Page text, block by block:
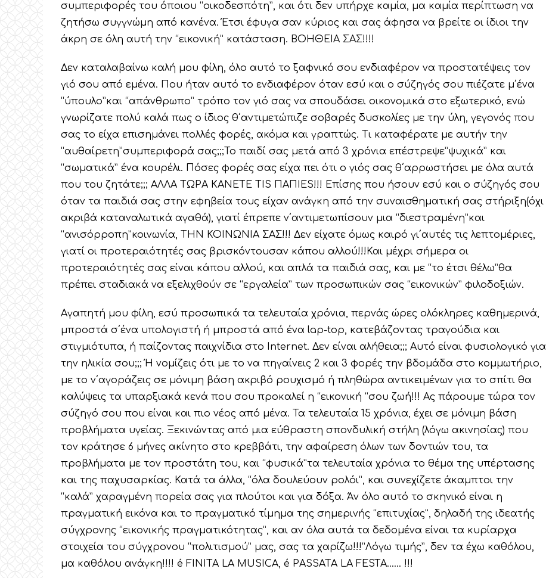
συμπεριφορές του όποιου “οικοδεσπότη”, και ότι δεν υπήρχε καμία, μα καμία περίπτωση να
ζητήσω συγγνώμη από κανένα. Έτσι έφυγα σαν κύριος και σας άφησα να βρείτε οι ίδιοι την
άκρη σε όλη αυτή την “εικονική” κατάσταση. ΒΟΗΘΕΙΑ ΣΑΣ!!!!
Δεν καταλαβαίνω καλή μου φίλη, όλο αυτό το ξαφνικό σου ενδιαφέρον να προστατέψεις τον
γιό σου από εμένα. Που ήταν αυτό το ενδιαφέρον όταν εσύ και ο σύζηγός σου πιέζατε μ΄ένα
“ύπουλο”και “απάνθρωπο” τρόπο τον γιό σας να σπουδάσει οικονομικά στο εξωτερικό, ενώ
γνωρίζατε πολύ καλά πως ο ίδιος θ΄αντιμετώπιζε σοβαρές δυσκολίες με την ύλη, γεγονός που
σας το είχα επισημάνει πολλές φορές, ακόμα και γραπτώς. Τι καταφέρατε με αυτήν την
“αυθαίρετη”συμπεριφορά σας;;;Το παιδί σας μετά από 3 χρόνια επέστρεψε”ψυχικά” και
“σωματικά” ένα κουρέλι. Πόσες φορές σας είχα πει ότι ο γιός σας θ΄αρρωστήσει με όλα αυτά
που του ζητάτε;;; ΑΛΛΑ ΤΩΡΑ ΚΑΝΕΤΕ ΤΙS ΠΑΠΙΕS!!! Επίσης που ήσουν εσύ και ο σύζηγός σου
όταν τα παιδιά σας στην εφηβεία τους είχαν ανάγκη από την συναισθηματική σας στήριξη(όχι
ακριβά καταναλωτικά αγαθά), γιατί έπρεπε ν΄αντιμετωπίσουν μια “διεστραμένη”και
“ανισόρροπη”κοινωνία, ΤΗΝ ΚΟΙΝΩΝΙΑ ΣΑΣ!!! Δεν είχατε όμως καιρό γι΄αυτές τις λεπτομέριες,
γιατί οι προτεραιότητές σας βρισκόντουσαν κάπου αλλού!!!Και μέχρι σήμερα οι
προτεραιότητές σας είναι κάπου αλλού, και απλά τα παιδιά σας, και με “το έτσι θέλω”θα
πρέπει σταδιακά να εξελιχθούν σε “εργαλεία” των προσωπικών σας “εικονικών” φιλοδοξιών.
Αγαπητή μου φίλη, εσύ προσωπικά τα τελευταία χρόνια, περνάς ώρες ολόκληρες καθημερινά,
μπροστά σ΄ένα υπολογιστή ή μπροστά από ένα lap-top, κατεβάζοντας τραγούδια και
στιγμιότυπα, ή παίζοντας παιχνίδια στο Internet. Δεν είναι αλήθεια;;; Αυτό είναι φυσιολογικό για
την ηλικία σου;;; Ή νομίζεις ότι με το να πηγαίνεις 2 και 3 φορές την βδομάδα στο κομμωτήριο,
με το ν΄αγοράζεις σε μόνιμη βάση ακριβό ρουχισμό ή πληθώρα αντικειμένων για το σπίτι θα
καλύψεις τα υπαρξιακά κενά που σου προκαλεί η “εικονική “σου ζωή!!! Ας πάρουμε τώρα τον
σύζηγό σου που είναι και πιο νέος από μένα. Τα τελευταία 15 χρόνια, έχει σε μόνιμη βάση
προβλήματα υγείας. Ξεκινώντας από μια εύθραστη σπονδυλική στήλη (λόγω ακινησίας) που
τον κράτησε 6 μήνες ακίνητο στο κρεββάτι, την αφαίρεση όλων των δοντιών του, τα
προβλήματα με τον προστάτη του, και “φυσικά”τα τελευταία χρόνια το θέμα της υπέρτασης
και της παχυσαρκίας. Κατά τα άλλα, “όλα δουλεύουν ρολόι”, και συνεχίζετε άκαμπτοι την
“καλά” χαραγμένη πορεία σας για πλούτοι και για δόξα. Άν όλο αυτό το σκηνικό είναι η
πραγματική εικόνα και το πραγματικό τίμημα της σημερινής “επιτυχίας”, δηλαδή της ιδεατής
σύγχρονης “εικονικής πραγματικότητας”, και αν όλα αυτά τα δεδομένα είναι τα κυρίαρχα
στοιχεία του σύγχρονου “πολιτισμού” μας, σας τα χαρίζω!!!”Λόγω τιμής”, δεν τα έχω καθόλου,
μα καθόλου ανάγκη!!!! é FINITA LA MUSICA, é PASSATA LA FESTA…… !!!